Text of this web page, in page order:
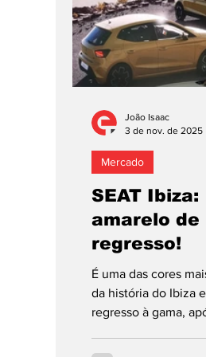
Raval e o
Esta nova geração
automóveis elétricos
inclui o Volkswagen
entregue à fábrica da
Volkswagen em
também já iniciou a
do modelo m
SEAT Ibiza:
amarelo de
regresso!
É uma das cores
da história do Ibiza
regresso à gama,
apresentado à
Mercado
João Isaac
3 de nov. de 2025